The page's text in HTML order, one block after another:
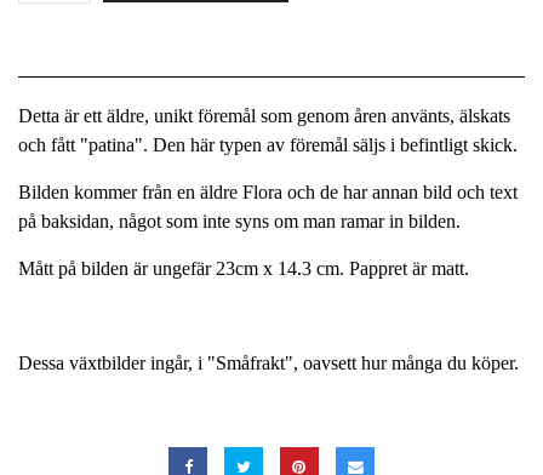
Detta är ett äldre, unikt föremål som genom åren använts, älskats
och fått "patina". Den här typen av föremål säljs i befintligt skick.
Bilden kommer från en äldre Flora och de har annan bild och text
på baksidan, något som inte syns om man ramar in bilden.
Mått på bilden är ungefär 23cm x 14.3 cm. Pappret är matt.
Dessa växtbilder ingår, i "Småfrakt", oavsett hur många du köper.